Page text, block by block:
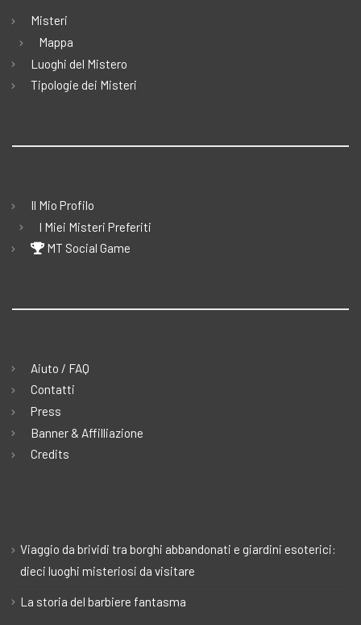
Misteri
Mappa
Luoghi del Mistero
Tipologie dei Misteri
Il Mio Profilo
I Miei Misteri Preferiti
MT Social Game
Aiuto / FAQ
Contatti
Press
Banner & Affilliazione
Credits
Viaggio da brividi tra borghi abbandonati e giardini esoterici:
dieci luoghi misteriosi da visitare
La storia del barbiere fantasma